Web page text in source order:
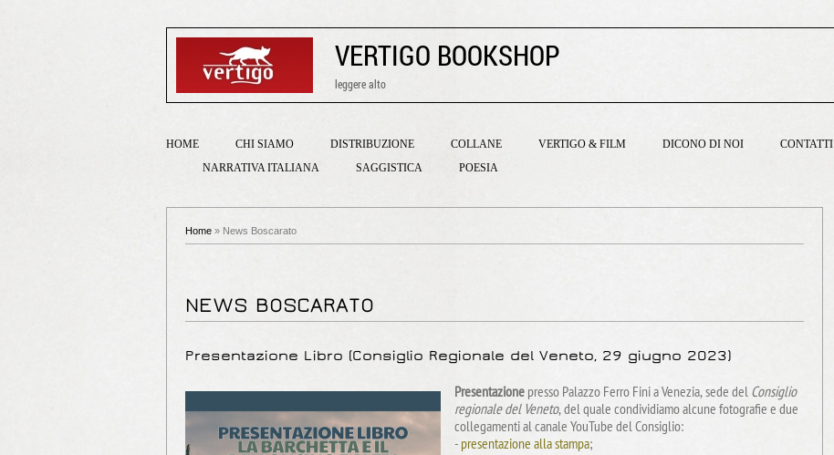
VERTIGO BOOKSHOP
leggere alto
HOME CHI SIAMO DISTRIBUZIONE COLLANE VERTIGO & FILM DICONO DI NOI CONTATTI
NARRATIVA ITALIANA
SAGGISTICA POESIA
Home » News Boscarato
NEWS BOSCARATO
Presentazione Libro (Consiglio Regionale del Veneto, 29 giugno 2023)
Presentazione presso Palazzo Ferro Fini a Venezia, sede del Consiglio
regionale del Veneto, del quale condividiamo alcune fotografie e due
collegamenti al canale YouTube del Consiglio:
- presentazione alla stampa;